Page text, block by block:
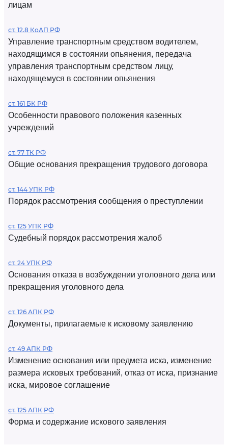
лицам
ст. 12.8 КоАП РФ
Управление транспортным средством водителем,
находящимся в состоянии опьянения, передача
управления транспортным средством лицу,
находящемуся в состоянии опьянения
ст. 161 БК РФ
Особенности правового положения казенных
учреждений
ст. 77 ТК РФ
Общие основания прекращения трудового договора
ст. 144 УПК РФ
Порядок рассмотрения сообщения о преступлении
ст. 125 УПК РФ
Судебный порядок рассмотрения жалоб
ст. 24 УПК РФ
Основания отказа в возбуждении уголовного дела или
прекращения уголовного дела
ст. 126 АПК РФ
Документы, прилагаемые к исковому заявлению
ст. 49 АПК РФ
Изменение основания или предмета иска, изменение
размера исковых требований, отказ от иска, признание
иска, мировое соглашение
ст. 125 АПК РФ
Форма и содержание искового заявления